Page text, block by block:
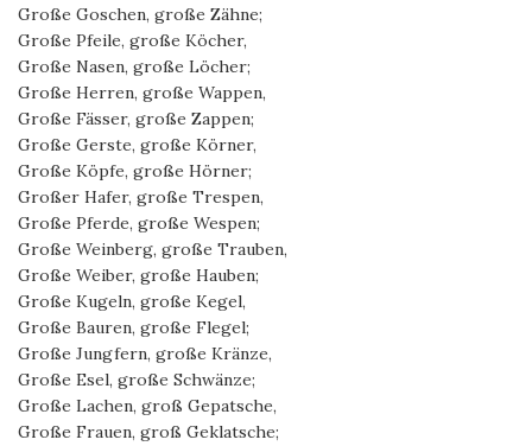
Große Goschen, große Zähne;
Große Pfeile, große Köcher,
Große Nasen, große Löcher;
Große Herren, große Wappen,
Große Fässer, große Zappen;
Große Gerste, große Körner,
Große Köpfe, große Hörner;
Großer Hafer, große Trespen,
Große Pferde, große Wespen;
Große Weinberg, große Trauben,
Große Weiber, große Hauben;
Große Kugeln, große Kegel,
Große Bauren, große Flegel;
Große Jungfern, große Kränze,
Große Esel, große Schwänze;
Große Lachen, groß Gepatsche,
Große Frauen, groß Geklatsche;